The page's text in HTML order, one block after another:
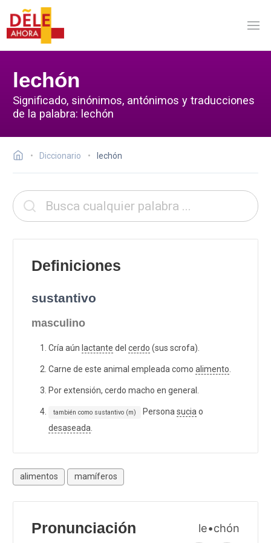
lechón
Significado, sinónimos, antónimos y traducciones
de la palabra: lechón
Diccionario lechón
Definiciones
sustantivo
masculino
Cría aún lactante del cerdo (sus scrofa).
Carne de este animal empleada como alimento
Por extensión, cerdo macho en general.
también como sustantivo (m) Persona sucia o
desaseada
alimentos mamíferos
Pronunciación le•chón